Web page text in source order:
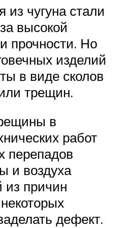
чугуна стали
высокой
прочности. Но
изделий
в виде сколов
трещин.
в
работ
перепадов
и воздуха
из причин
дефект.